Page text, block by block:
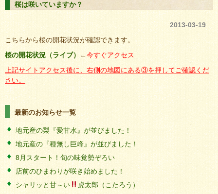
桜は咲いていますか？
2013-03-19
こちらから桜の開花状況が確認できます。
桜の開花状況（ライブ） ←今すぐアクセス
上記サイトアクセス後に、右側の地図にある③を押してご確認くだ
さい。
最新のお知らせ一覧
地元産の梨『愛甘水』が並びました！
地元産の『種無し巨峰』が並びました！
8月スタート！旬の味覚勢ぞろい
店前のひまわりが咲き始めました！
シャリッと甘～い
虎太郎（こたろう）